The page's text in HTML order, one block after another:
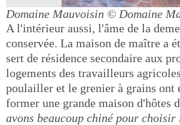
Domaine Mauvoisin © Domaine
A l'intérieur aussi, l'âme de la
conservée. La maison de maître a
sert de résidence secondaire aux
logements des travailleurs
poulailler et le grenier à grains ont
former une grande maison d'hôtes
avons beaucoup chiné pour choisir